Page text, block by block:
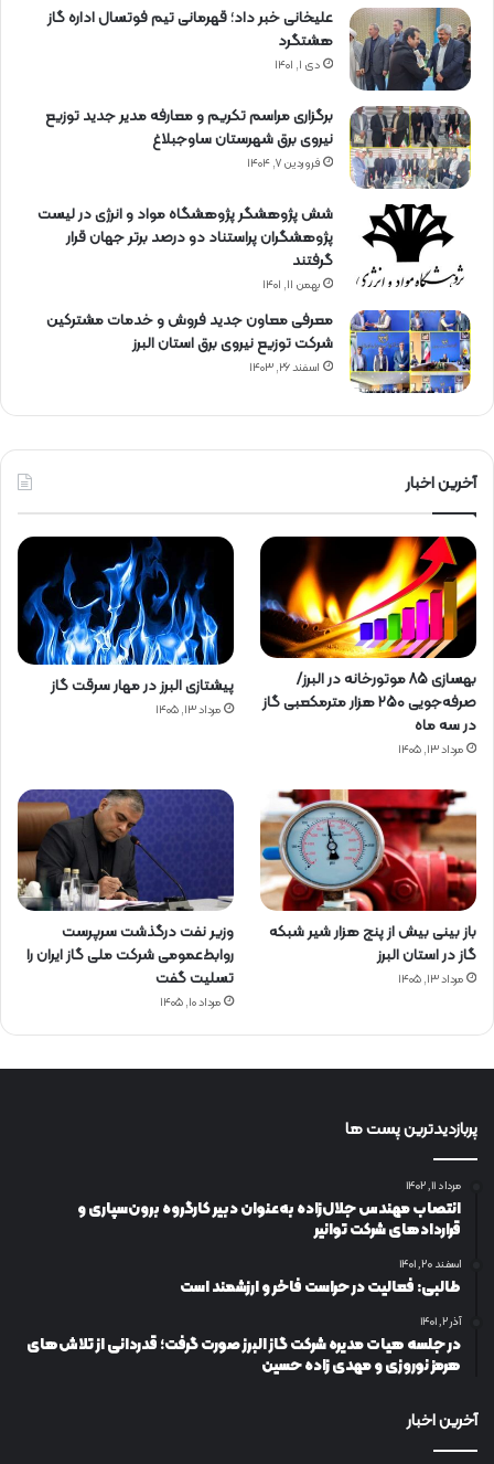
علیخانی خبر داد؛ قهرمانی تیم فوتسال اداره گاز
هشتگرد
دی ۱, ۱۴۰۱
برگزاری مراسم تكریم و معارفه مدیر جدید توزیع
نیروی برق شهرستان ساوجبلاغ
فروردین ۷, ۱۴۰۴
شش پژوهشگر پژوهشگاه مواد و انرژی در لیست
پژوهشگران پراستناد دو درصد برتر جهان قرار
گرفتند
بهمن ۱۱, ۱۴۰۱
معرفی معاون جدید فروش و خدمات مشتركین
شركت توزیع نیروی برق استان البرز
اسفند ۲۶, ۱۴۰۳
آخرین اخبار
بهسازی ۸۵ موتورخانه در البرز/
صرفه‌جویی ۲۵۰ هزار مترمکعبی گاز
در سه ماه
مرداد ۱۳, ۱۴۰۵
پیشتازی البرز در مهار سرقت گاز
مرداد ۱۳, ۱۴۰۵
باز بینی بیش از پنج هزار شیر شبکه
گاز در استان البرز
مرداد ۱۳, ۱۴۰۵
وزیر نفت درگذشت سرپرست
روابط‌عمومی شرکت ملی گاز ایران را
تسلیت گفت
مرداد ۱۰, ۱۴۰۵
پربازدیدترین پست ها
مرداد ۱۱, ۱۴۰۲
انتصاب مهندس جلال‌زاده به‌عنوان دبیر كارگروه برون‌سپاری و
قراردادهای شركت توانیر
اسفند ۲۰, ۱۴۰۱
طالبی: فعالیت در حراست فاخر و ارزشمند است
آذر ۲, ۱۴۰۱
در جلسه هیات مدیره شرکت گاز البرز صورت گرفت؛ قدردانی از تلاش‌های
هرمز نوروزی و مهدی زاده حسین
آخرین اخبار